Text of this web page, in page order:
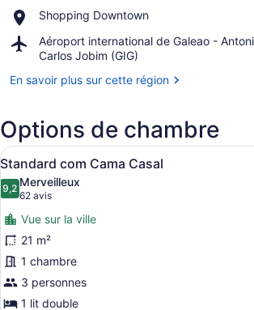
da
Tijuca
de
et
d'Expo
Windsor
Shopping Downtown
Place,
Downtown
Aéroport international de Galeao -
Carlos Jobim (GIG)
Airport,
Aéroport
de
Antonio
Carlos
Jobim
(GIG)
En savoir plus sur cette région
Options de chambre
Afficher
toutes
les
photos
pour
ce
type
de
chambre :
Une
5
Standard com Cama Casal
9,29,2 sur 10
Merveilleux
62 avis
(62 avis)
Vue sur la ville
21 m²
1 chambre
3 personnes
1 lit double